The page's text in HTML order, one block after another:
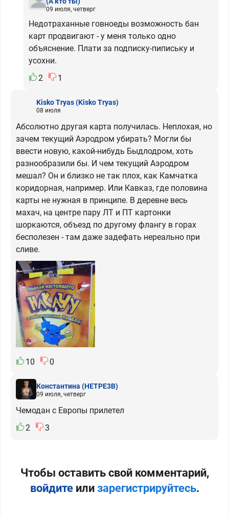
09 июля, четверг
Недотраханные говноеды возможность бан
карт продвигают - у меня только одно
объяснение. Плати за подписку-пипиську и
усохни.
2
1
Kisko Tryas(Kisko Tryas)
08 июля
Абсолютно другая карта получилась. Неплохая, но
зачем текущий Аэродром убирать? Могли бы
ввести новую, какой-нибудь Быдлодром, хоть
разнообразили бы. И чем текущий Аэродром
мешал? Он и близко не так плох, как Камчатка
коридорная, например. Или Кавказ, где половина
карты не нужная в принципе. В деревне весь
махач, на центре пару ЛТ и ПТ картонки
шоркаются, объезд по другому флангу в горах
бесполезен - там даже задефать нереально при
сливе.
10 0
Константина (HETPE3B)
09 июля, четверг
Чемодан с Европы прилетел
2
3
Чтобы оставить свой комментарий,
войдитеили зарегистрируйтесь.